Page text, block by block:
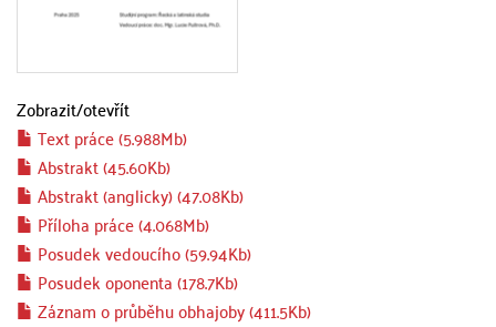
Zobrazit/otevřít
Text práce (5.988Mb)
Abstrakt (45.60Kb)
Abstrakt (anglicky) (47.08Kb)
Příloha práce (4.068Mb)
Posudek vedoucího (59.94Kb)
Posudek oponenta (178.7Kb)
Záznam o průběhu obhajoby (411.5Kb)